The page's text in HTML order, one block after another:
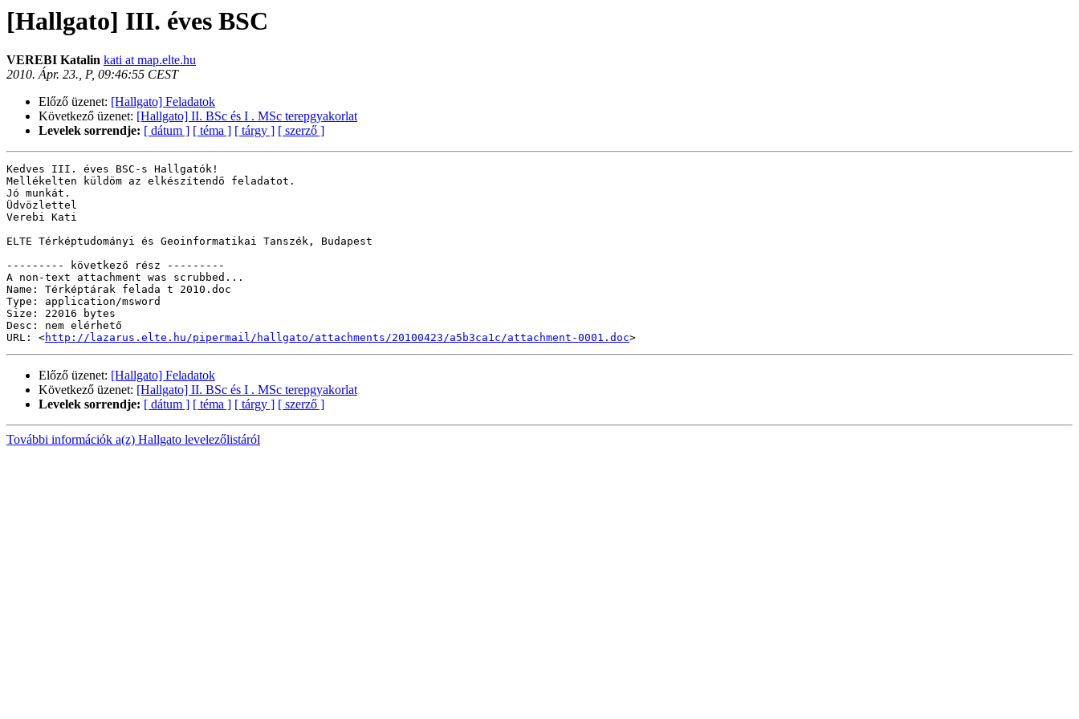
[Hallgato] III. éves BSC
VEREBI Katalin kati at map.elte.hu
2010. Ápr. 23., P, 09:46:55 CEST
Előző üzenet: [Hallgato] Feladatok
Következő üzenet: [Hallgato] II. BSc és I . MSc terepgyakorlat
Levelek sorrendje: [ dátum ] [ téma ] [ tárgy ] [ szerző ]
Kedves III. éves BSC-s Hallgatók!
Mellékelten küldöm az elkészítendő feladatot.
Jó munkát.
Üdvözlettel
Verebi Kati
ELTE Térképtudományi és Geoinformatikai Tanszék, Budapest
--------- következő rész ---------
A non-text attachment was scrubbed...
Name: Térképtárak felada t 2010.doc
Type: application/msword
Size: 22016 bytes
Desc: nem elérhető
URL: <http://lazarus.elte.hu/pipermail/hallgato/attachments/20100423/a5b3ca1c/attachment-0001.doc
Előző üzenet: [Hallgato] Feladatok
Következő üzenet: [Hallgato] II. BSc és I . MSc terepgyakorlat
Levelek sorrendje: [ dátum ] [ téma ] [ tárgy ] [ szerző ]
További információk a(z) Hallgato levelezőlistáról